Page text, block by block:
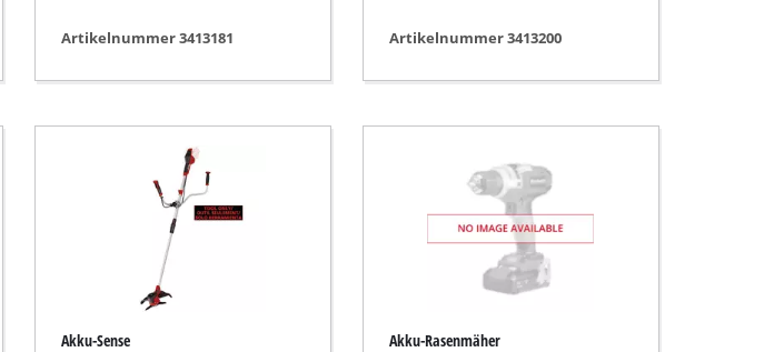
Artikelnummer 3413181 Artikelnummer 3413200
Akku-Sense
Akku-Rasenmäher